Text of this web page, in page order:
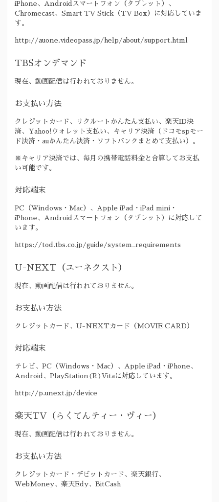
iPhone、Androidスマートフォン（タブレット）、
Chromecast、Smart TV Stick（TV Box）に対応していま
す。
http://auone.videopass.jp/help/about/support.html
TBSオンデマンド
現在、動画配信は行われておりません。
お支払い方法
クレジットカード、リクルートかんたん支払い、楽天ID決
済、Yahoo!ウォレット支払い、キャリア決済（ドコモspモー
ド決済・auかんたん決済・ソフトバンクまとめて支払い）。
※キャリア決済では、毎月の携帯電話料金と合算してお支払
い可能です。
対応端末
PC（Windows・Mac）、Apple iPad・iPad mini・
iPhone、Androidスマートフォン（タブレット）に対応して
います。
https://tod.tbs.co.jp/guide/system_requirements
U-NEXT（ユーネクスト）
現在、動画配信は行われておりません。
お支払い方法
クレジットカード、U-NEXTカード（MOVIE CARD）
対応端末
テレビ、PC（Windows・Mac）、Apple iPad・iPhone、
Android、PlayStation(R)Vitaに対応しています。
http://p.unext.jp/device
楽天TV（らくてんティー・ヴィー）
現在、動画配信は行われておりません。
お支払い方法
クレジットカード・デビットカード、楽天銀行、
WebMoney、楽天Edy、BitCash